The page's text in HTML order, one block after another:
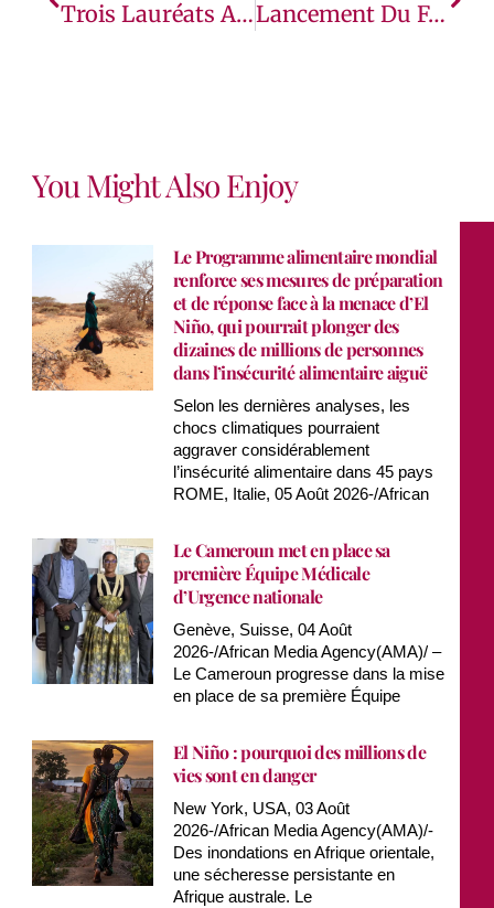
Trois Lauréats Africains Récompensés À Londres Par Un Prix À L’occasion Des Animal Action Awards Lancement Du FAFEIX, Premier Forum Sur La Réhabilitation Des Sites Miniers En Afrique, Du 19 Au 21 Février 2025 À Yamoussoukro
You Might Also Enjoy
Le Programme alimentaire mondial
renforce ses mesures de préparation
et de réponse face à la menace d’El
Niño, qui pourrait plonger des
dizaines de millions de personnes
dans l’insécurité alimentaire aiguë
Selon les dernières analyses, les
chocs climatiques pourraient
aggraver considérablement
l’insécurité alimentaire dans 45 pays
ROME, Italie, 05 Août 2026-/African
Le Cameroun met en place sa
première Équipe Médicale
d’Urgence nationale
Genève, Suisse, 04 Août
2026-/African Media Agency(AMA)/ –
Le Cameroun progresse dans la mise
en place de sa première Équipe
El Niño : pourquoi des millions de
vies sont en danger
New York, USA, 03 Août
2026-/African Media Agency(AMA)/-
Des inondations en Afrique orientale,
une sécheresse persistante en
Afrique australe. Le